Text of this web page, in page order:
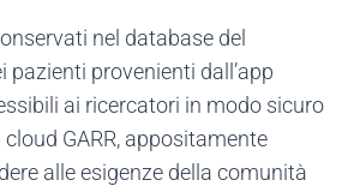
nel database del
pazienti provenienti dall’app
ai ricercatori in modo sicuro
GARR, appositamente
alle esigenze della comunità